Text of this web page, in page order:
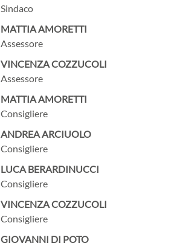
Sindaco
MATTIA AMORETTI
Assessore
VINCENZA COZZUCOLI
Assessore
MATTIA AMORETTI
Consigliere
ANDREA ARCIUOLO
Consigliere
LUCA BERARDINUCCI
Consigliere
VINCENZA COZZUCOLI
Consigliere
GIOVANNI DI POTO